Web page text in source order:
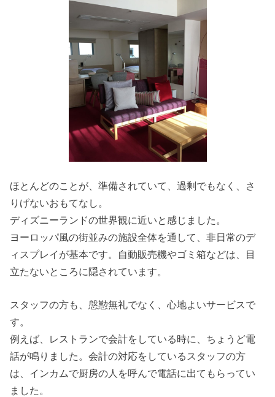
ほとんどのことが、準備されていて、過剰でもなく、さ
りげないおもてなし。
ディズニーランドの世界観に近いと感じました。
ヨーロッパ風の街並みの施設全体を通して、非日常のデ
ィスプレイが基本です。自動販売機やゴミ箱などは、目
立たないところに隠されています。
スタッフの方も、慇懃無礼でなく、心地よいサービスで
す。
例えば、レストランで会計をしている時に、ちょうど電
話が鳴りました。会計の対応をしているスタッフの方
は、インカムで厨房の人を呼んで電話に出てもらってい
ました。